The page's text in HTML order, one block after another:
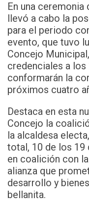
En una
llevó a cabo la
para el periodo
evento, que tuvo
Concejo
credenciales a
conformarán la
próximos cuatro
Destaca en esta
Concejo la
la alcaldesa
total, 10 de los 19
en coalición con
alianza que
desarrollo y
bellanita.